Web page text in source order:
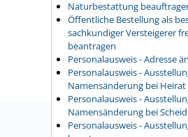
Naturbestattung
Öffentliche Bestellung als
sachkundiger Versteigerer
beantragen
Personalausweis - Adresse
Personalausweis -
Namensänderung bei
Personalausweis -
Namensänderung bei
Personalausweis -